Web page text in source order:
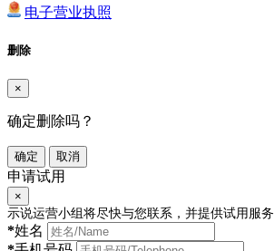
电子营业执照
删除
×
确定删除吗？
确定 取消
申请试用
×
示说运营小组将尽快与您联系，并提供试用服务
*姓名